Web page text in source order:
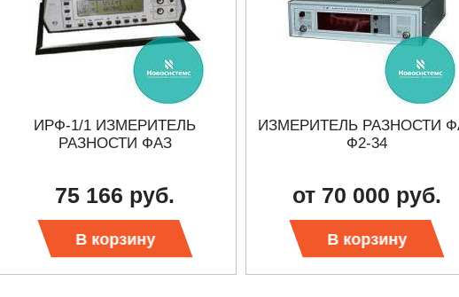
ИРФ-1/1 ИЗМЕРИТЕЛЬ
РАЗНОСТИ ФАЗ
75 166 руб.
В корзину
ИЗМЕРИТЕЛЬ РАЗНОСТИ
Ф2-34
от 70 000 руб.
В корзину